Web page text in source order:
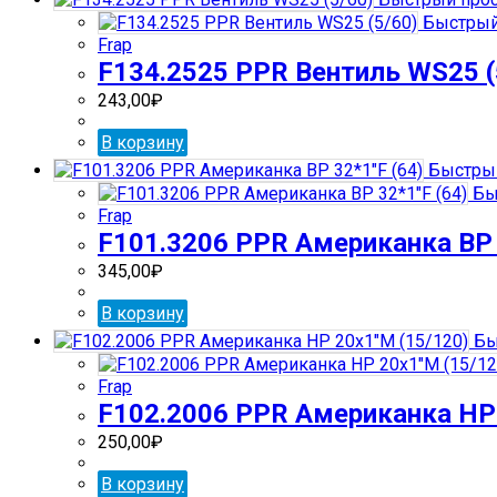
Frap
F134.2525 PPR Вентиль WS25
243,00₽
В корзину
Frap
F101.3206 PPR Американка
345,00₽
В корзину
Frap
F102.2006 PPR Американка
250,00₽
В корзину